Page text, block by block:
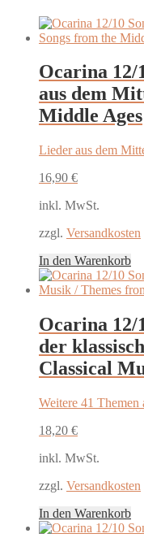
Ocarina 12/
aus dem
Middle Ages
Lieder aus dem
16,90 €
inkl. MwSt.
zzgl. Versandkosten
In den Warenkorb
Ocarina 12/
der
Classical
Weitere 41
18,20 €
inkl. MwSt.
zzgl. Versandkosten
In den Warenkorb